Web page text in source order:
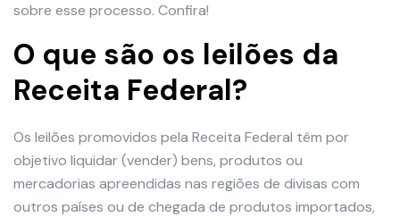
sobre esse processo. Confira!
O que são os leilões da
Receita Federal?
Os leilões promovidos pela Receita Federal têm por
objetivo liquidar (vender) bens, produtos ou
mercadorias apreendidas nas regiões de divisas com
outros países ou de chegada de produtos importados,